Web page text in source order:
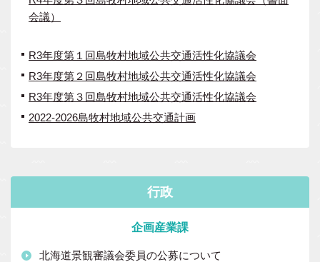
会議）
R3年度第１回島牧村地域公共交通活性化協議会
R3年度第２回島牧村地域公共交通活性化協議会
R3年度第３回島牧村地域公共交通活性化協議会
2022-2026島牧村地域公共交通計画
行政
企画産業課
北海道景観審議会委員の公募について